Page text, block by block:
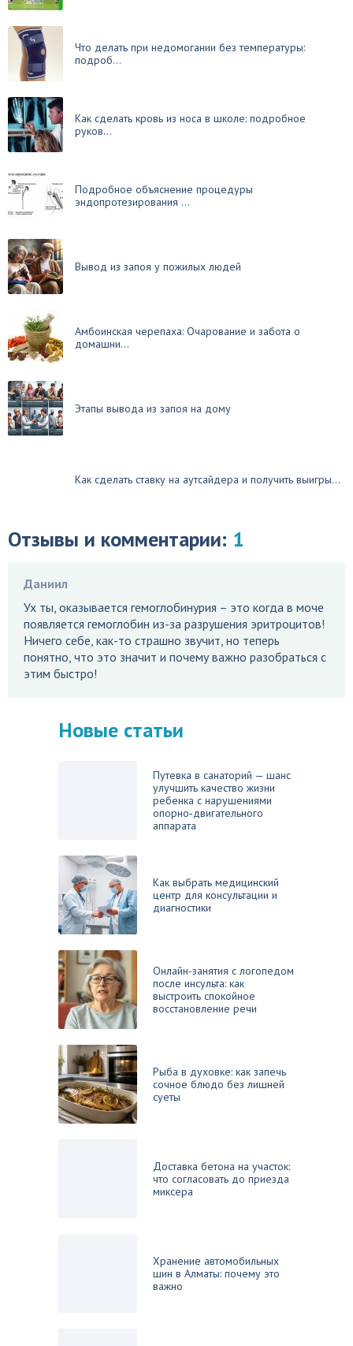
Что делать при недомогании без температуры:
подроб...
Как сделать кровь из носа в школе: подробное
руков...
Подробное объяснение процедуры
эндопротезирования ...
Вывод из запоя у пожилых людей
Амбоинская черепаха: Очарование и забота о
домашни...
Этапы вывода из запоя на дому
Как сделать ставку на аутсайдера и получить выигры...
Отзывы и комментарии: 1
Даниил
Ух ты, оказывается гемоглобинурия – это когда в моче
появляется гемоглобин из-за разрушения эритроцитов!
Ничего себе, как-то страшно звучит, но теперь
понятно, что это значит и почему важно разобраться с
этим быстро!
Новые статьи
Путевка в санаторий — шанс
улучшить качество жизни
ребенка с нарушениями
опорно‑двигательного
аппарата
Как выбрать медицинский
центр для консультации и
диагностики
Онлайн-занятия с логопедом
после инсульта: как
выстроить спокойное
восстановление речи
Рыба в духовке: как запечь
сочное блюдо без лишней
суеты
Доставка бетона на участок:
что согласовать до приезда
миксера
Хранение автомобильных
шин в Алматы: почему это
важно